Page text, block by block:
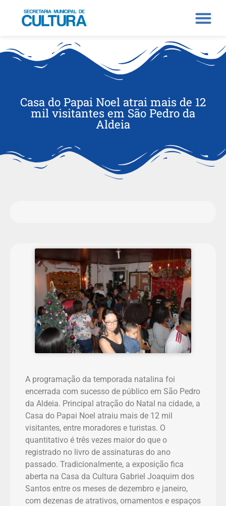
Casa do Papai Noel atrai mais de 12
mil visitantes em São Pedro da
Aldeia
A programação da temporada natalina foi
encerrada com sucesso de público em São Pedro
da Aldeia. Principal atração do Natal na cidade, a
Casa do Papai Noel atraiu mais de 12 mil
visitantes, entre moradores e turistas. O
quantitativo é três vezes maior do que o
registrado no livro de assinaturas do ano
passado. Tradicionalmente, a exposição fica
aberta na Casa da Cultura Gabriel Joaquim dos
Santos entre os meses de dezembro e janeiro,
com dezenas de atrativos, ornamentos e espaços